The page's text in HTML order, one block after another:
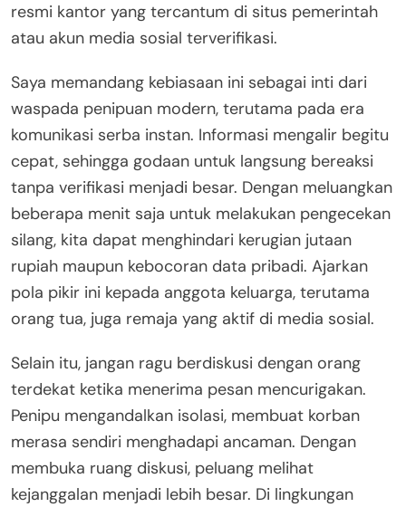
resmi kantor yang tercantum di situs pemerintah
atau akun media sosial terverifikasi.
Saya memandang kebiasaan ini sebagai inti dari
waspada penipuan modern, terutama pada era
komunikasi serba instan. Informasi mengalir begitu
cepat, sehingga godaan untuk langsung bereaksi
tanpa verifikasi menjadi besar. Dengan meluangkan
beberapa menit saja untuk melakukan pengecekan
silang, kita dapat menghindari kerugian jutaan
rupiah maupun kebocoran data pribadi. Ajarkan
pola pikir ini kepada anggota keluarga, terutama
orang tua, juga remaja yang aktif di media sosial.
Selain itu, jangan ragu berdiskusi dengan orang
terdekat ketika menerima pesan mencurigakan.
Penipu mengandalkan isolasi, membuat korban
merasa sendiri menghadapi ancaman. Dengan
membuka ruang diskusi, peluang melihat
kejanggalan menjadi lebih besar. Di lingkungan